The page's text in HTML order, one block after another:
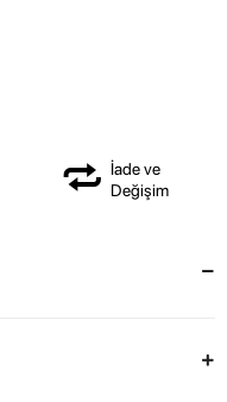
İade ve
Değişim